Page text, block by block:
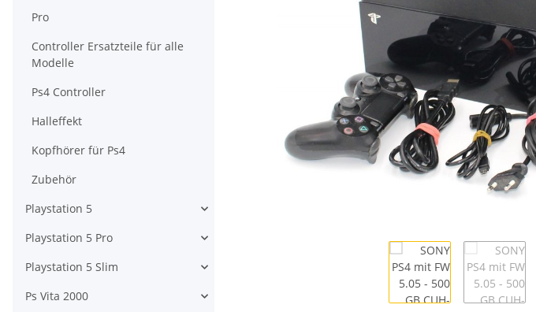
Pro
Controller Ersatzteile für alle
Modelle
Ps4 Controller
Halleffekt
Kopfhörer für Ps4
Zubehör
Playstation 5
Playstation 5 Pro
Playstation 5 Slim
Ps Vita 2000